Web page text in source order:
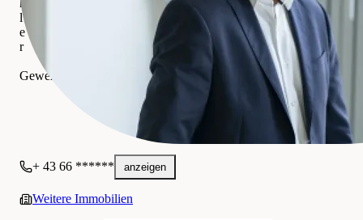
h
l
e
r
IMMOcontract Immobilien Vermittlung GmbH
Gewerblich
+ 43 66 ****** anzeigen
Weitere Immobilien